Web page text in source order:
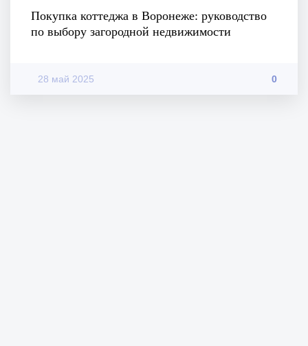
Покупка коттеджа в Воронеже: руководство
по выбору загородной недвижимости
28 май 2025 0